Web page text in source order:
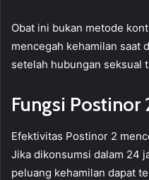
Obat ini bukan metode
mencegah kehamilan saat
setelah hubungan seksual
Fungsi Postinor
Efektivitas Postinor 2
Jika dikonsumsi dalam 24
peluang kehamilan dapat